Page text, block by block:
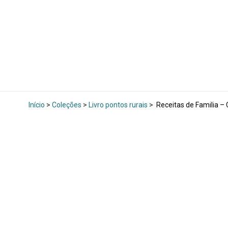
Início > Coleções > Livro pontos rurais > Receitas de Familia